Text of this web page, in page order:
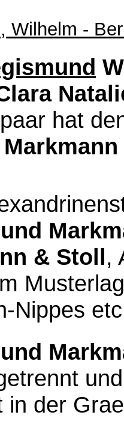
Wilhelm -
hat
& Stoll,
Nippes
in der